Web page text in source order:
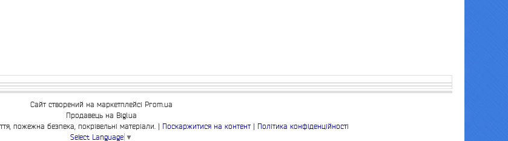
Сайт створений на маркетплейсі Prom.ua
Продавець на Bigl.ua
ПП "ВЕСТ"- все для зварки, спецодяг та взуття, пожежна безпека, покрівельні матеріали. | Поскаржитися на контент | Політика конфіденційності
Select Language ▼